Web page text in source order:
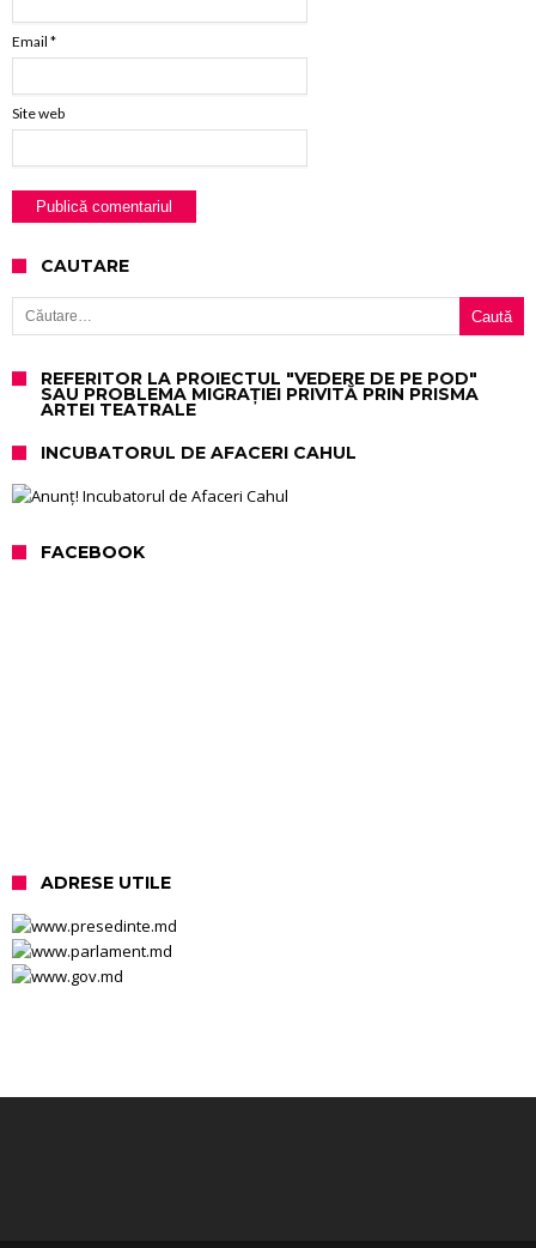
Email *
Site web
CAUTARE
Caută după:
REFERITOR LA PROIECTUL "VEDERE DE PE POD"
SAU PROBLEMA MIGRAȚIEI PRIVITĂ PRIN PRISMA
ARTEI TEATRALE
INCUBATORUL DE AFACERI CAHUL
FACEBOOK
ADRESE UTILE